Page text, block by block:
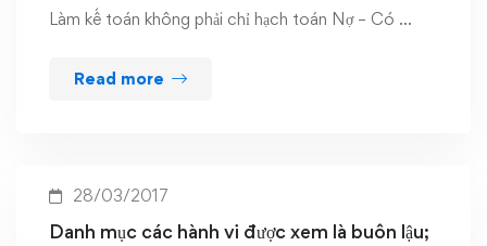
Làm kế toán không phải chỉ hạch toán Nợ – Có …
Read more
28/03/2017
Danh mục các hành vi được xem là buôn lậu;